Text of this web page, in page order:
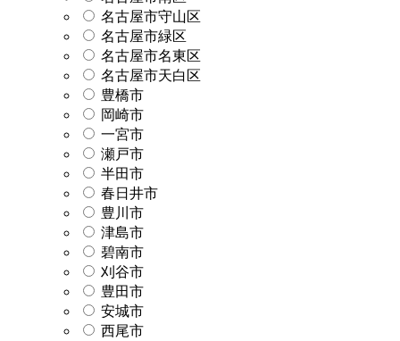
名古屋市守山区
名古屋市緑区
名古屋市名東区
名古屋市天白区
豊橋市
岡崎市
一宮市
瀬戸市
半田市
春日井市
豊川市
津島市
碧南市
刈谷市
豊田市
安城市
西尾市